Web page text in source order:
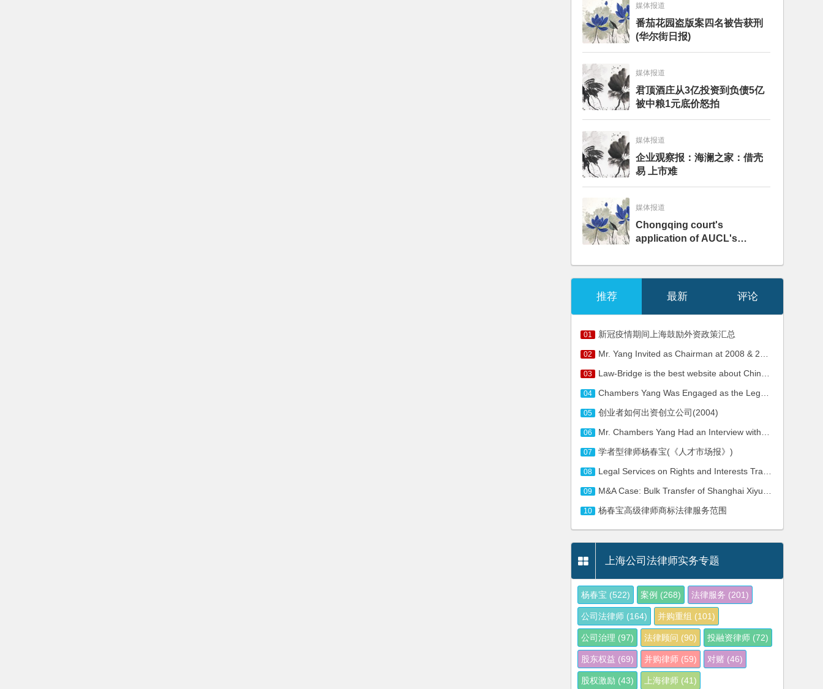
媒体报道
番茄花园盗版案四名被告获刑
(华尔街日报)
媒体报道
君顶酒庄从3亿投资到负债5亿
被中粮1元底价怒拍
媒体报道
企业观察报：海澜之家：借壳
易 上市难
媒体报道
Chongqing court's
application of AUCL's
falsifying data prompts
debate – analysis
推荐 最新 评论
01 新冠疫情期间上海鼓励外资政策汇总
02 Mr. Yang Invited as Chairman at 2008 & 2nd Annual New Environment for Foreign Investment in China
03 Law-Bridge is the best website about Chinese IT Law up to now.
04 Chambers Yang Was Engaged as the Legal Counsel of HKR GenRx Holdings Limited
05 创业者如何出资创立公司(2004)
06 Mr. Chambers Yang Had an Interview with the Journalist of Press TV on the Security Review on Foreign M&A
07 学者型律师杨春宝(《人才市场报》)
08 Legal Services on Rights and Interests Transfer of Real Estate of Plot No.86, Yili Road
09 M&A Case: Bulk Transfer of Shanghai Xiyuan Hotel
10 杨春宝高级律师商标法律服务范围
上海公司法律师实务专题
杨春宝 (522) 案例 (268) 法律服务 (201)
公司法律师 (164) 并购重组 (101)
公司治理 (97) 法律顾问 (90) 投融资律师 (72)
股东权益 (69) 并购律师 (59) 对赌 (46)
股权激励 (43) 上海律师 (41)